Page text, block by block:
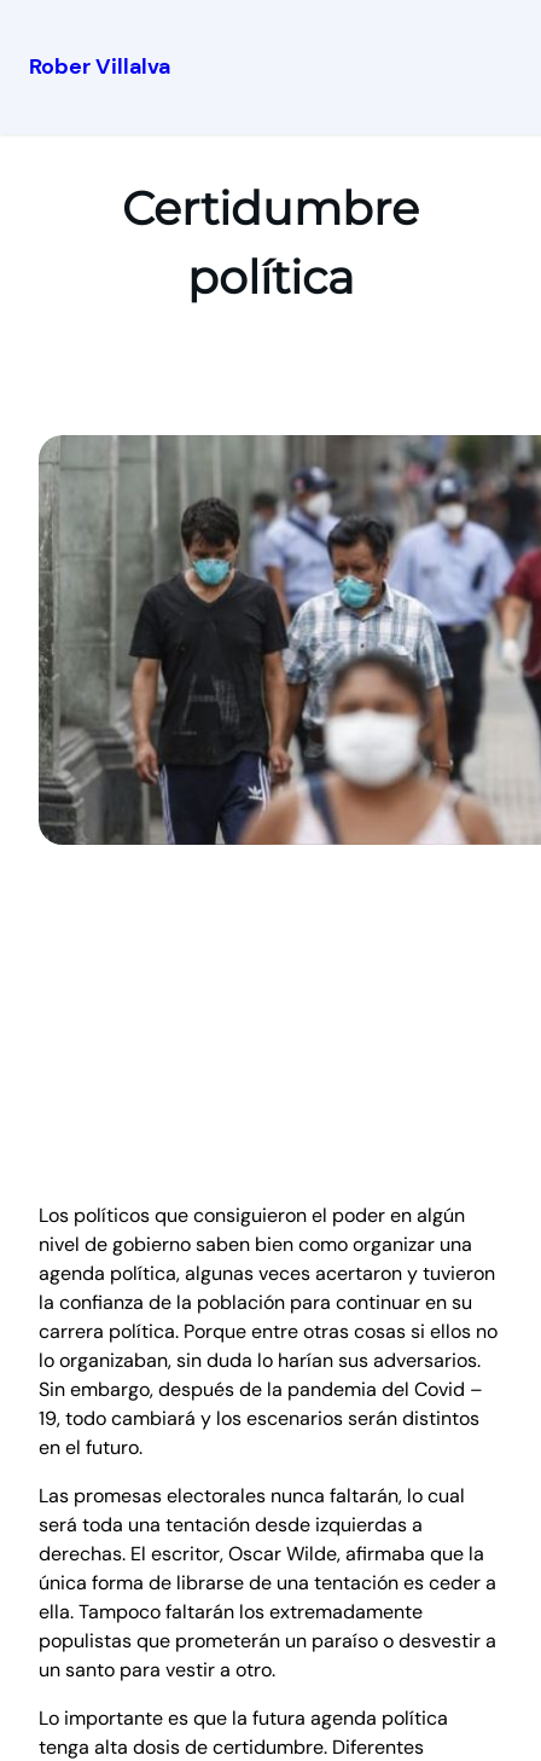
Rober Villalva
Certidumbre
política
Los políticos que consiguieron el poder en algún
nivel de gobierno saben bien como organizar una
agenda política, algunas veces acertaron y tuvieron
la confianza de la población para continuar en su
carrera política. Porque entre otras cosas si ellos no
lo organizaban, sin duda lo harían sus adversarios.
Sin embargo, después de la pandemia del Covid –
19, todo cambiará y los escenarios serán distintos
en el futuro.
Las promesas electorales nunca faltarán, lo cual
será toda una tentación desde izquierdas a
derechas. El escritor, Oscar Wilde, afirmaba que la
única forma de librarse de una tentación es ceder a
ella. Tampoco faltarán los extremadamente
populistas que prometerán un paraíso o desvestir a
un santo para vestir a otro.
Lo importante es que la futura agenda política
tenga alta dosis de certidumbre. Diferentes